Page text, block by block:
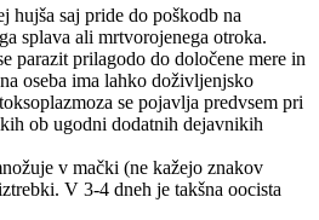
hujša saj pride do poškodb na
splava ali mrtvorojenega otroka.
parazit prilagodo do določene mere in
oseba ima lahko doživljenjsko
se pojavlja predvsem pri
ob ugodni dodatnih dejavnikih
v mački (ne kažejo znakov
V 3-4 dneh je takšna oocista